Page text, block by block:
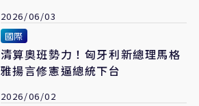
2026/06/03
國際
清算奧班勢力！匈牙利新總理馬格
雅揚言修憲逼總統下台
2026/06/02